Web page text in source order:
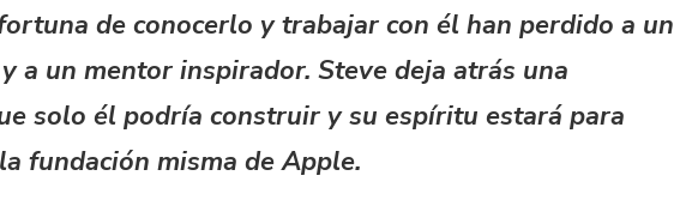
de conocerlo y trabajar con él han perdido a un
a un mentor inspirador. Steve deja atrás una
solo él podría construir y su espíritu estará para
fundación misma de Apple.